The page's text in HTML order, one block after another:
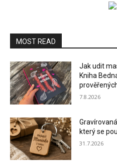
MOST READ
Jak udit
Kniha
7.8.2026
který se
31.7.2026